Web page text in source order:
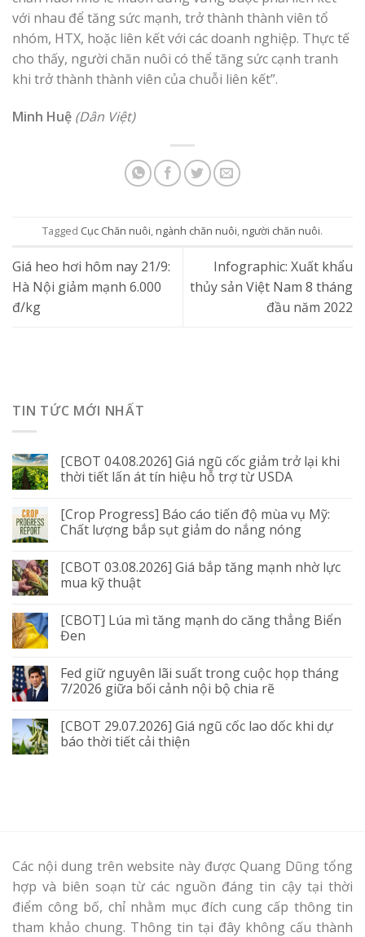
với nhau để tăng sức mạnh, trở thành thành viên tổ
nhóm, HTX, hoặc liên kết với các doanh nghiệp. Thực tế
cho thấy, người chăn nuôi có thể tăng sức cạnh tranh
khi trở thành thành viên của chuỗi liên kết”.
Minh Huệ (Dân Việt)
Tagged Cục Chăn nuôi, ngành chăn nuôi, người chăn nuôi.
Giá heo hơi hôm nay 21/9:
Hà Nội giảm mạnh 6.000
đ/kg
Infographic: Xuất khẩu
thủy sản Việt Nam 8 tháng
đầu năm 2022
TIN TỨC MỚI NHẤT
[CBOT 04.08.2026] Giá ngũ cốc giảm trở lại khi
thời tiết lấn át tín hiệu hỗ trợ từ USDA
[Crop Progress] Báo cáo tiến độ mùa vụ Mỹ:
Chất lượng bắp sụt giảm do nắng nóng
[CBOT 03.08.2026] Giá bắp tăng mạnh nhờ lực
mua kỹ thuật
[CBOT] Lúa mì tăng mạnh do căng thẳng Biển
Đen
Fed giữ nguyên lãi suất trong cuộc họp tháng
7/2026 giữa bối cảnh nội bộ chia rẽ
[CBOT 29.07.2026] Giá ngũ cốc lao dốc khi dự
báo thời tiết cải thiện
Các nội dung trên website này được Quang Dũng tổng
hợp và biên soạn từ các nguồn đáng tin cậy tại thời
điểm công bố, chỉ nhằm mục đích cung cấp thông tin
tham khảo chung. Thông tin tại đây không cấu thành